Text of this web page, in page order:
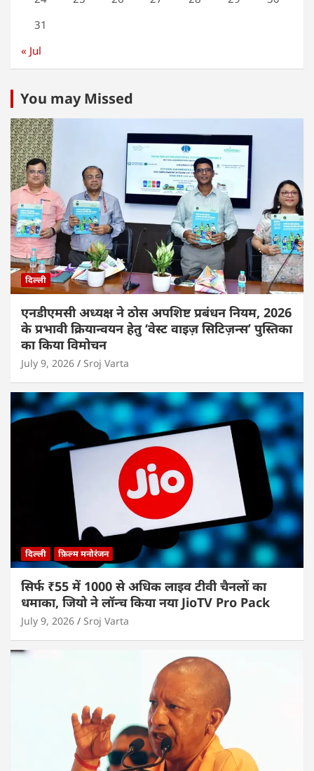
31
« Jul
You may Missed
दिल्ली
एनडीएमसी अध्यक्ष ने ठोस अपशिष्ट प्रबंधन नियम, 2026
के प्रभावी क्रियान्वयन हेतु ‘वेस्ट वाइज़ सिटिज़न्स’ पुस्तिका
का किया विमोचन
July 9, 2026 Sroj Varta
दिल्ली फ़िल्म मनोरंजन
सिर्फ ₹55 में 1000 से अधिक लाइव टीवी चैनलों का
धमाका, जियो ने लॉन्च किया नया JioTV Pro Pack
July 9, 2026 Sroj Varta